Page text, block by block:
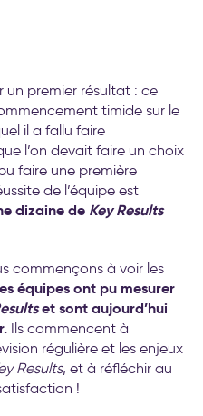
un premier résultat : ce
timide sur le
il a fallu faire
l’on devait faire un choix
faire une première
de l’équipe est
dizaine de Key Results
commençons à voir les
équipes ont pu mesurer
et sont aujourd’hui
Ils commencent à
régulière et les enjeux
Results, et à réfléchir au
!